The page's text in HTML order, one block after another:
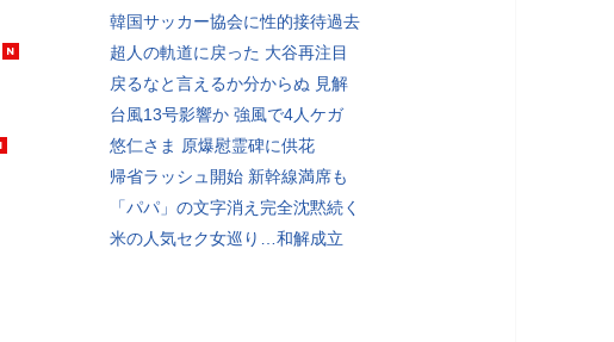
韓国サッカー協会に性的接待過去
超人の軌道に戻った 大谷再注目
戻るなと言えるか分からぬ 見解
台風13号影響か 強風で4人ケガ
悠仁さま 原爆慰霊碑に供花
帰省ラッシュ開始 新幹線満席も
「パパ」の文字消え完全沈黙続く
米の人気セク女巡り…和解成立